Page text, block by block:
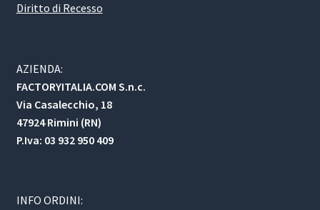
Diritto di Recesso
AZIENDA:
FACTORYITALIA.COM S.n.c.
Via Casalecchio, 18
47924 Rimini (RN)
P.Iva: 03 932 950 409
INFO ORDINI: